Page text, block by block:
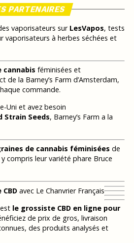
PARTENAIRES
vaporisateurs sur LesVapos, tests
vaporisateurs à herbes séchées et
cannabis féminisées et
de la Barney’s Farm d’Amsterdam,
commande.
Uni et avez besoin
Strain Seeds, Barney’s Farm a la
de cannabis féminisées de
compris leur variété phare Bruce
avec Le Chanvrier Français
le grossiste CBD en ligne pour
de prix de gros, livraison
des produits analysés et